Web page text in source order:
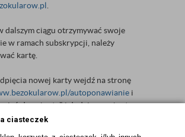
ciasteczek
dalszym ciągu otrzymywać swoje
w ramach subskrypcji, należy
kartę.
nowej karty wejdź na stronę
autoponawianie i
dane karty" i dodaj nową kartę
Pamiętaj, że aby nanieść